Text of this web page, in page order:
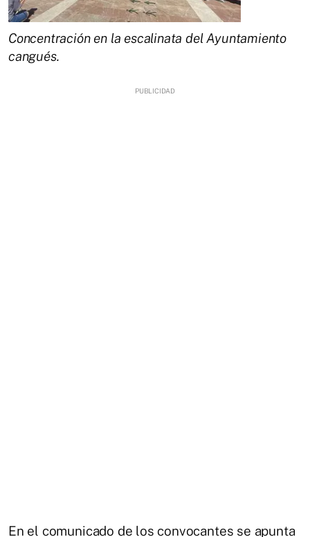
Concentración en la escalinata del Ayuntamiento
cangués.
En el comunicado de los convocantes se apunta